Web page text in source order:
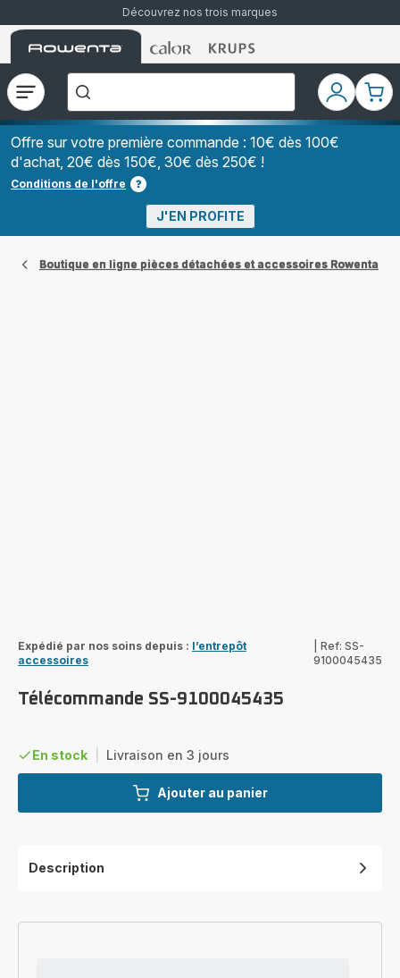
Découvrez nos trois marques
Accueil
Rowenta
Accueil
Rowenta
Accueil
Rowenta
Ouvrir
le
menu
recherchez-
vous
?","Aspirateurs
à
Grains","Centrales
Vapeurs","Sèche
Cheveux"]
Mon
compte
Mon
Offre sur votre première commande : 10€ dès 100€
d'achat, 20€ dès 150€, 30€ dès 250€ !
Conditions de l'offre
J'EN PROFITE
Boutique en ligne pièces détachées et accessoires Rowenta
Expédié par nos soins depuis : l’entrepôt
accessoires
Ref: SS-
9100045435
Télécommande SS-9100045435
En stock Livraison en 3 jours
Ajouter au panier
Description